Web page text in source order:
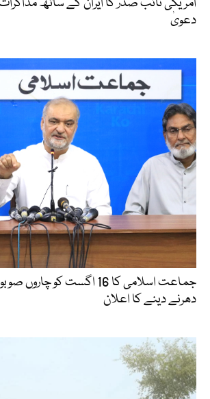
دعویٰ
جماعت اسلامی کا 16 اگست کو
دھرنے دینے کا اعلان